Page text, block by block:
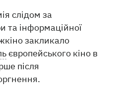
слідом за
та інформаційної
закликало
європейського кіно в
після